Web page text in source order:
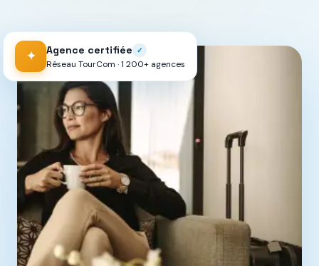
✦ Agence certifiée ✓
Réseau TourCom · 1 200+ agences